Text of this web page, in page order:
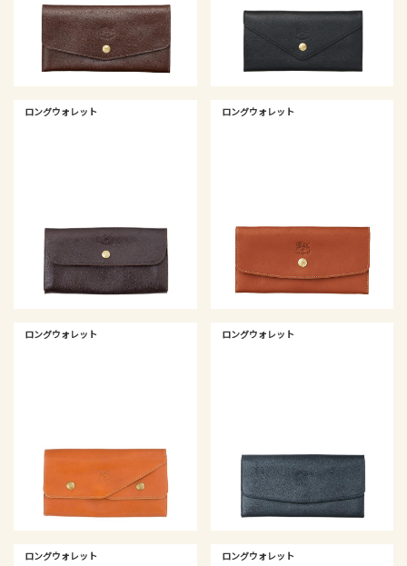
ロングウォレット ロングウォレット
ロングウォレット ロングウォレット
ロングウォレット ロングウォレット